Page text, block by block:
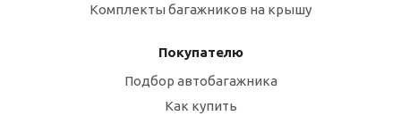
Комплекты багажников на крышу
Покупателю
Подбор автобагажника
Как купить